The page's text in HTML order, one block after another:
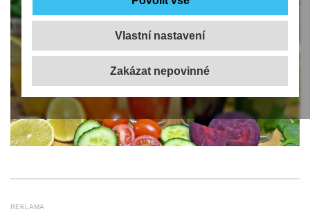
Vlastní nastavení
REKLAMA